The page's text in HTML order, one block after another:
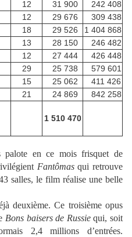
12 31 900
242 408
12 29 676
309 438
18 29 526
1 404 868
13 28 150
246 482
12 27 444
426 448
29 25 738
579 601
15 25 062
411 426
21 24 869 842 258
1 510 470
palote en ce mois frisquet de
Fantômasqui retrouve
salles, le film réalise une belle
deuxième. Ce troisième opus
Bons baisers de Russiequi, soit
2,4 millions d’entrées.